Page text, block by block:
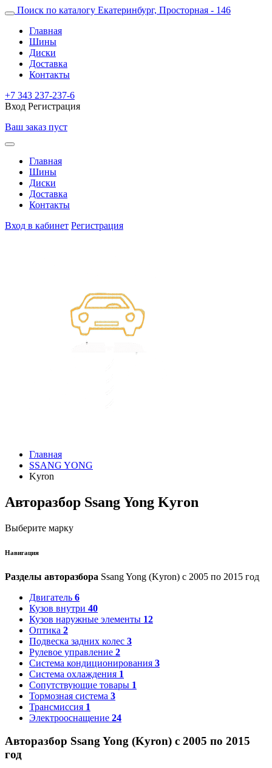
Поиск по каталогу Екатеринбург, Просторная - 146
Главная
Шины
Диски
Доставка
Контакты
+7 343 237-237-6
Вход Регистрация
Ваш заказ пуст
Главная
Шины
Диски
Доставка
Контакты
Вход в кабинет Регистрация
Главная
SSANG YONG
Kyron
Авторазбор Ssang Yong Kyron
Выберите марку
Навигация
Разделы авторазбора Ssang Yong (Kyron) с 2005 по 2015 год
Двигатель 6
Кузов внутри 40
Кузов наружные элементы 12
Оптика 2
Подвеска задних колес 3
Рулевое управление 2
Система кондиционирования 3
Система охлаждения 1
Сопутствующие товары 1
Тормозная система 3
Трансмиссия 1
Электрооснащение 24
Авторазбор Ssang Yong (Kyron) с 2005 по 2015
год